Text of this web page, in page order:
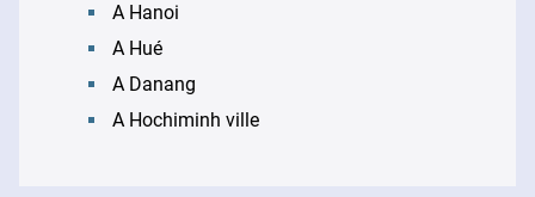
A Hanoi
A Hué
A Danang
A Hochiminh ville